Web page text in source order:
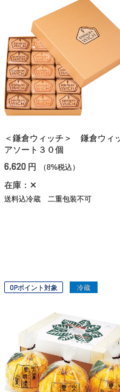
＜鎌倉ウィッチ＞ 鎌倉ウィ
アソート３０個
6,620 円 （8%税込）
在庫：✕
送料込冷蔵 二重包装不可
OPポイント対象 冷蔵